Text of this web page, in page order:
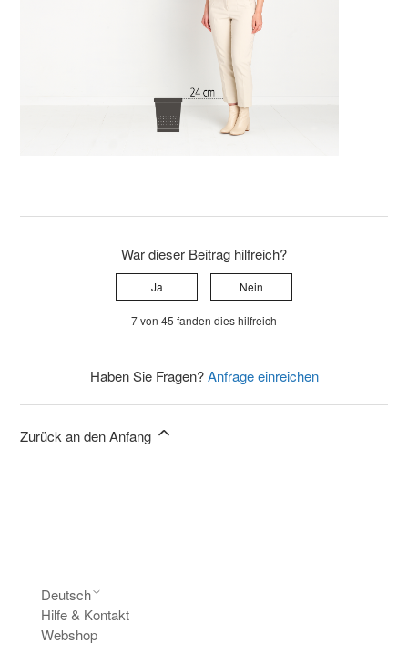
War dieser Beitrag hilfreich?
Ja Nein
7 von 45 fanden dies hilfreich
Haben Sie Fragen?Anfrage einreichen
Zurück an den Anfang
Deutsch
Hilfe & Kontakt
Webshop